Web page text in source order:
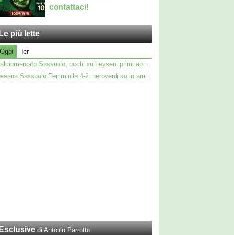
contattaci!
più lette
Oggi
Ieri
Calciomercato Sassuolo, occhi su Leysen: primi approcci per il difensore dell'Union Saint-Gilloise
Cesena Sassuolo Femminile 4-2: neroverdi ko in amichevole con una squadra di B
di Antonio Parrotto